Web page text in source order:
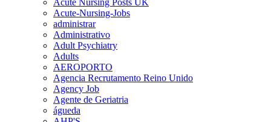
Acute-Nursing-Jobs
administrar
Administrativo
Adult Psychiatry
Adults
AEROPORTO
Agencia Recrutamento Reino Unido
Agency Job
Agente de Geriatria
águeda